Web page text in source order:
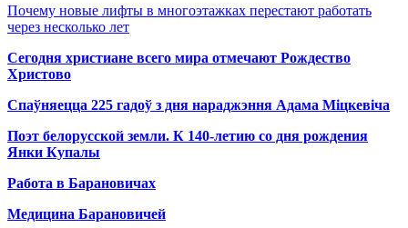
Почему новые лифты в многоэтажках перестают работать
через несколько лет
Сегодня христиане всего мира отмечают Рождество
Христово
Спаўняецца 225 гадоў з дня нараджэння Адама Міцкевіча
Поэт белорусской земли. К 140-летию со дня рождения
Янки Купалы
Работа в Барановичах
Медицина Барановичей